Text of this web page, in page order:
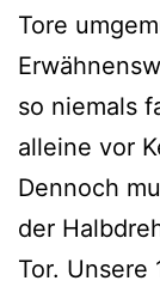
Tore
so niemals
alleine vor
Dennoch
der
Tor. Unsere